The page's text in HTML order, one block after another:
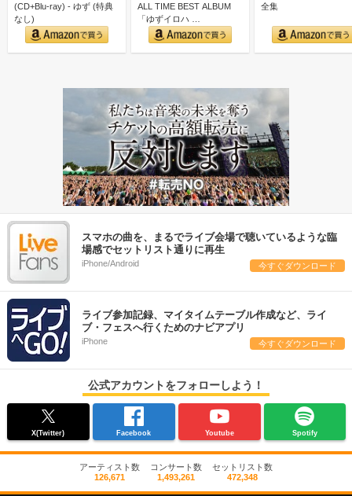
(CD+Blu-ray) - ゆず (特典
なし)
ALL TIME BEST ALBUM
「ゆずイロハ …
全集
スマホの曲を、まるでライブ会場で聴いているような臨
場感でセットリスト通りに再生
iPhone/Android 今すぐダウンロード
ライブ参加記録、マイタイムテーブル作成など、ライ
ブ・フェスへ行くためのナビアプリ
iPhone 今すぐダウンロード
公式アカウントをフォローしよう！
X(Twitter) Facebook Youtube Spotify
アーティスト数
126,671
コンサート数
1,493,261
セットリスト数
472,348